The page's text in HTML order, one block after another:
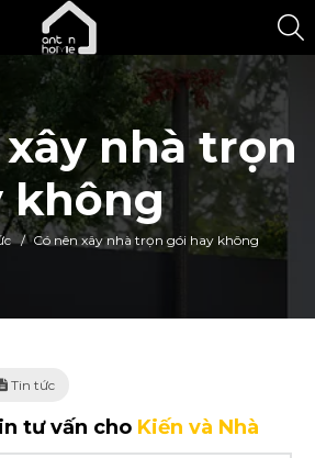
nhà trọn
không
/ Có nên xây nhà trọn gói hay không
Tin tức
tư vấn cho Kiến và Nhà